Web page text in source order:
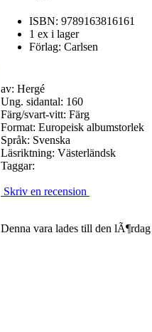
ISBN: 9789163816161
1 ex i lager
Förlag: Carlsen
av: Hergé
Ung. sidantal: 160
Färg/svart-vitt: Färg
Format: Europeisk albumstorlek
Språk: Svenska
Läsriktning: Västerländsk
Taggar:
Skriv en recension
Denna vara lades till den